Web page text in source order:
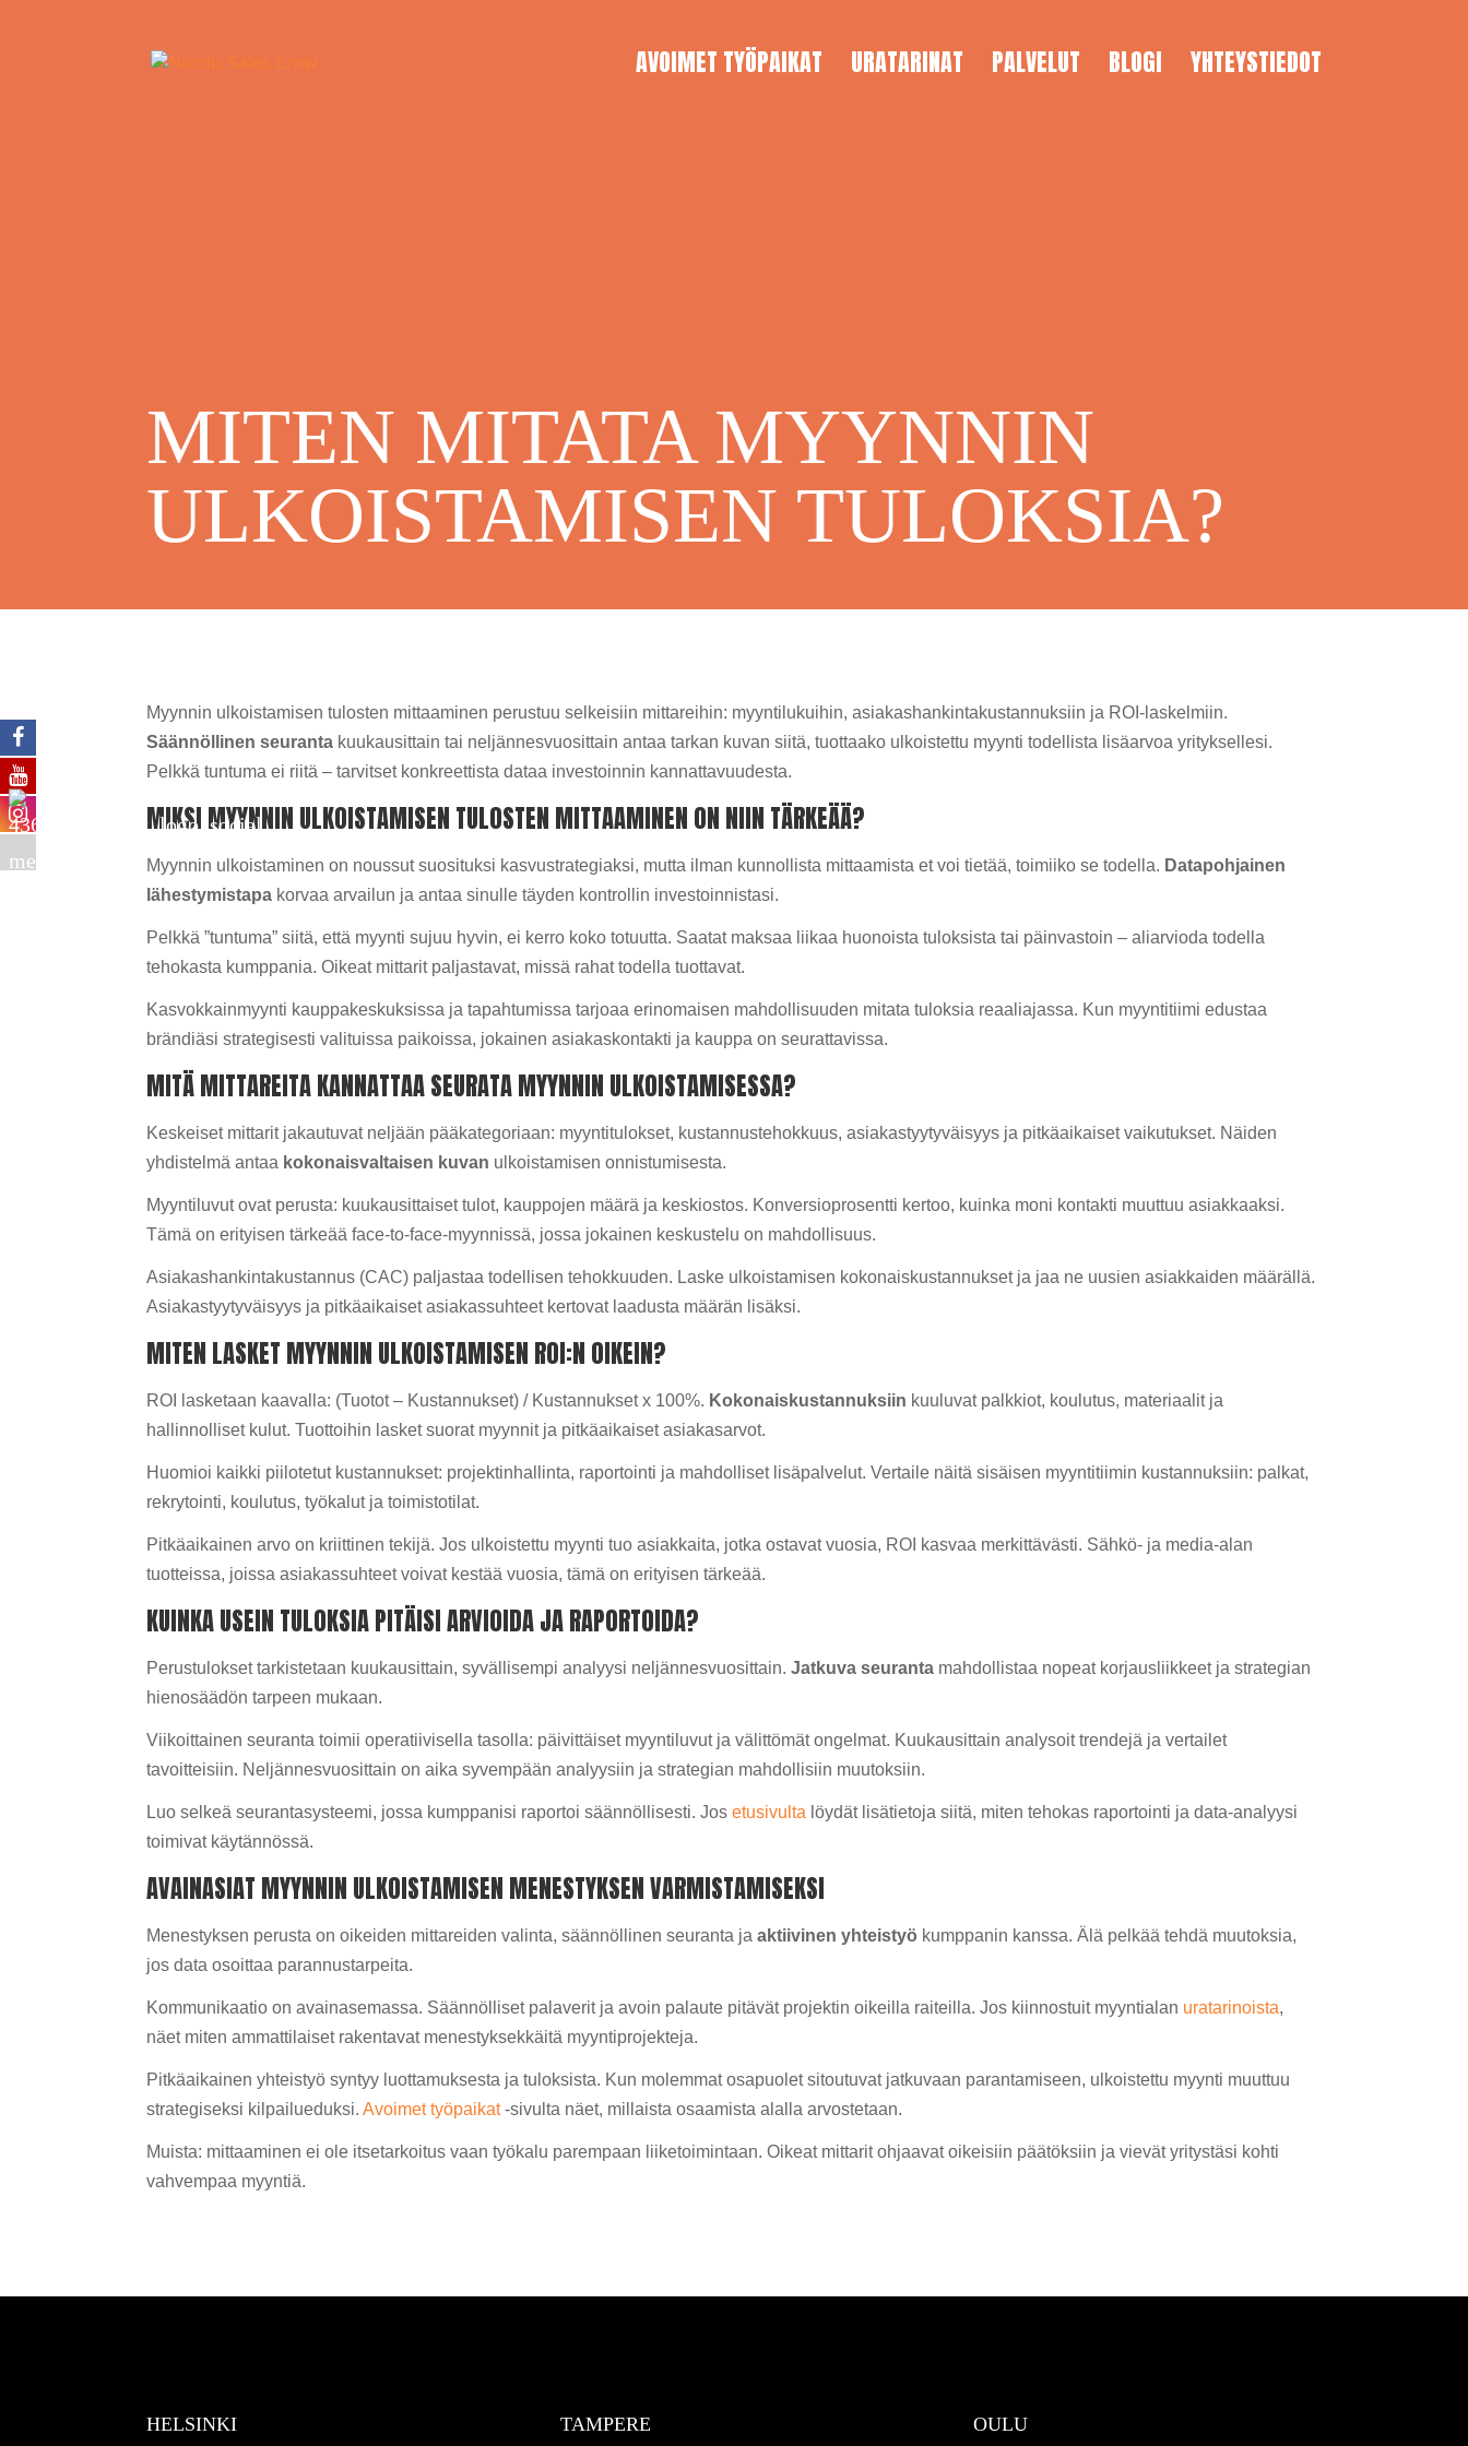
AVOIMET TYÖPAIKAT URATARINAT PALVELUT BLOGI YHTEYSTIEDOT
MITEN MITATA MYYNNIN
ULKOISTAMISEN TULOKSIA?
Myynnin ulkoistamisen tulosten mittaaminen perustuu selkeisiin mittareihin: myyntilukuihin, asiakashankintakustannuksiin ja ROI-laskelmiin.
Säännöllinen seuranta kuukausittain tai neljännesvuosittain antaa tarkan kuvan siitä, tuottaako ulkoistettu myynti todellista lisäarvoa yrityksellesi.
Pelkkä tuntuma ei riitä – tarvitset konkreettista dataa investoinnin kannattavuudesta.
MIKSI MYYNNIN ULKOISTAMISEN TULOSTEN MITTAAMINEN ON NIIN TÄRKEÄÄ?
Myynnin ulkoistaminen on noussut suosituksi kasvustrategiaksi, mutta ilman kunnollista mittaamista et voi tietää, toimiiko se todella. Datapohjainen
lähestymistapa korvaa arvailun ja antaa sinulle täyden kontrollin investoinnistasi.
Pelkkä ”tuntuma” siitä, että myynti sujuu hyvin, ei kerro koko totuutta. Saatat maksaa liikaa huonoista tuloksista tai päinvastoin – aliarvioda todella
tehokasta kumppania. Oikeat mittarit paljastavat, missä rahat todella tuottavat.
Kasvokkainmyynti kauppakeskuksissa ja tapahtumissa tarjoaa erinomaisen mahdollisuuden mitata tuloksia reaaliajassa. Kun myyntitiimi edustaa
brändiäsi strategisesti valituissa paikoissa, jokainen asiakaskontakti ja kauppa on seurattavissa.
MITÄ MITTAREITA KANNATTAA SEURATA MYYNNIN ULKOISTAMISESSA?
Keskeiset mittarit jakautuvat neljään pääkategoriaan: myyntitulokset, kustannustehokkuus, asiakastyytyväisyys ja pitkäaikaiset vaikutukset. Näiden
yhdistelmä antaa kokonaisvaltaisen kuvan ulkoistamisen onnistumisesta.
Myyntiluvut ovat perusta: kuukausittaiset tulot, kauppojen määrä ja keskiostos. Konversioprosentti kertoo, kuinka moni kontakti muuttuu asiakkaaksi.
Tämä on erityisen tärkeää face-to-face-myynnissä, jossa jokainen keskustelu on mahdollisuus.
Asiakashankintakustannus (CAC) paljastaa todellisen tehokkuuden. Laske ulkoistamisen kokonaiskustannukset ja jaa ne uusien asiakkaiden määrällä.
Asiakastyytyväisyys ja pitkäaikaiset asiakassuhteet kertovat laadusta määrän lisäksi.
MITEN LASKET MYYNNIN ULKOISTAMISEN ROI:N OIKEIN?
ROI lasketaan kaavalla: (Tuotot – Kustannukset) / Kustannukset x 100%. Kokonaiskustannuksiin kuuluvat palkkiot, koulutus, materiaalit ja
hallinnolliset kulut. Tuottoihin lasket suorat myynnit ja pitkäaikaiset asiakasarvot.
Huomioi kaikki piilotetut kustannukset: projektinhallinta, raportointi ja mahdolliset lisäpalvelut. Vertaile näitä sisäisen myyntitiimin kustannuksiin: palkat,
rekrytointi, koulutus, työkalut ja toimistotilat.
Pitkäaikainen arvo on kriittinen tekijä. Jos ulkoistettu myynti tuo asiakkaita, jotka ostavat vuosia, ROI kasvaa merkittävästi. Sähkö- ja media-alan
tuotteissa, joissa asiakassuhteet voivat kestää vuosia, tämä on erityisen tärkeää.
KUINKA USEIN TULOKSIA PITÄISI ARVIOIDA JA RAPORTOIDA?
Perustulokset tarkistetaan kuukausittain, syvällisempi analyysi neljännesvuosittain.Jatkuva seuranta mahdollistaa nopeat korjausliikkeet ja strategian
hienosäädön tarpeen mukaan.
Viikoittainen seuranta toimii operatiivisella tasolla: päivittäiset myyntiluvut ja välittömät ongelmat. Kuukausittain analysoit trendejä ja vertailet
tavoitteisiin. Neljännesvuosittain on aika syvempään analyysiin ja strategian mahdollisiin muutoksiin.
Luo selkeä seurantasysteemi, jossa kumppanisi raportoi säännöllisesti. Josetusivulta löydät lisätietoja siitä, miten tehokas raportointi ja data-analyysi
toimivat käytännössä.
AVAINASIAT MYYNNIN ULKOISTAMISEN MENESTYKSEN VARMISTAMISEKSI
Menestyksen perusta on oikeiden mittareiden valinta, säännöllinen seuranta jaaktiivinen yhteistyö kumppanin kanssa. Älä pelkää tehdä muutoksia,
jos data osoittaa parannustarpeita.
Kommunikaatio on avainasemassa. Säännölliset palaverit ja avoin palaute pitävät projektin oikeilla raiteilla. Jos kiinnostuit myyntialan uratarinoista,
näet miten ammattilaiset rakentavat menestyksekkäitä myyntiprojekteja.
Pitkäaikainen yhteistyö syntyy luottamuksesta ja tuloksista. Kun molemmat osapuolet sitoutuvat jatkuvaan parantamiseen, ulkoistettu myynti muuttuu
strategiseksi kilpailueduksi.Avoimet työpaikat-sivulta näet, millaista osaamista alalla arvostetaan.
Muista: mittaaminen ei ole itsetarkoitus vaan työkalu parempaan liiketoimintaan. Oikeat mittarit ohjaavat oikeisiin päätöksiin ja vievät yritystäsi kohti
vahvempaa myyntiä.
HELSINKI TAMPERE OULU